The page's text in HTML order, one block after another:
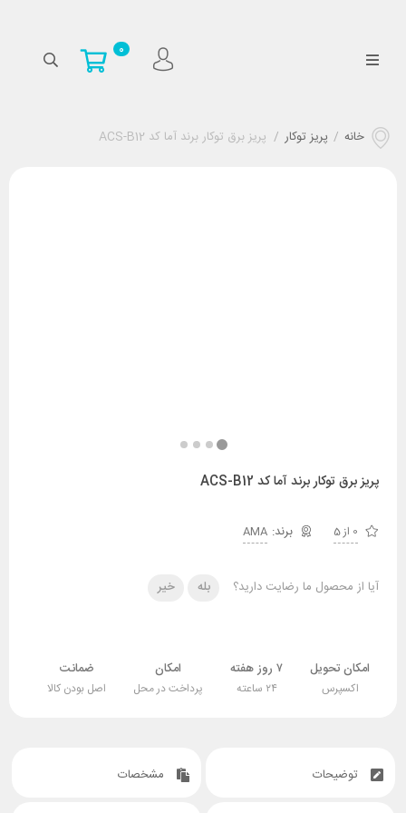
0
خانه / پریز توکار / پریز برق توکار برند آما کد ACS-B12
پریز برق توکار برند آما کد ACS-B12
0 از 5 AMA
آیا از محصول ما رضایت دارید؟ بله خیر
امکان تحویل
اکسپرس
۷ روز هفته
۲۴ ساعته
امکان
پرداخت در محل
ضمانت
اصل بودن کالا
توضیحات مشخصات